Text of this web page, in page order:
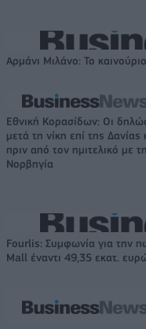
Αρμάνι Μιλάνο: Το
Εθνική Κορασίδων: Οι
μετά τη νίκη επί της Δανίας
πριν από τον ημιτελικό με τη
Νορβηγία
Fourlis: Συμφωνία για την
Mall έναντι 49,35 εκατ.